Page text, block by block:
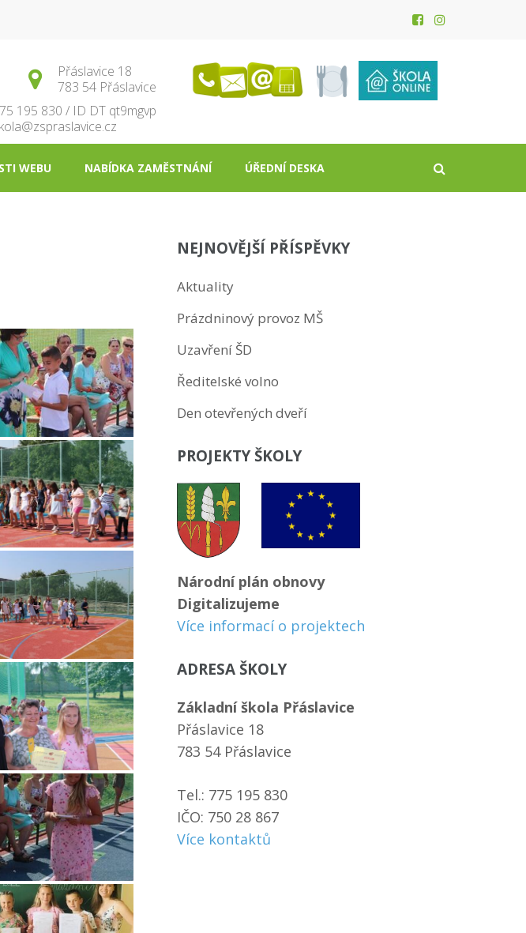
Přáslavice 18
783 54 Přáslavice
195 830 / ID DT qt9mgvp
WEBU NABÍDKA ZAMĚSTNÁNÍ ÚŘEDNÍ DESKA
NEJNOVĚJŠÍ PŘÍSPĚVKY
Aktuality
Prázdninový provoz MŠ
Uzavření ŠD
Ředitelské volno
Den otevřených dveří
PROJEKTY ŠKOLY
Národní plán obnovy
Digitalizujeme
Více informací o projektech
ADRESA ŠKOLY
Základní škola Přáslavice
Přáslavice 18
783 54 Přáslavice
Tel.: 775 195 830
IČO: 750 28 867
Více kontaktů